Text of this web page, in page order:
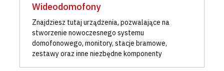
Wideodomofony
Znajdziesz tutaj urządzenia, pozwalające na
stworzenie nowoczesnego systemu
domofonowego, monitory, stacje bramowe,
zestawy oraz inne niezbędne komponenty